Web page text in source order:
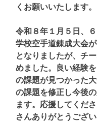
くお願いいたします。
令和８年１月５日、
学校空手道錬成大会
となりましたが、チ
めました。良い経験
の課題が見つかった
の課題を修正し今後
ます。応援してくだ
さんありがとうござい